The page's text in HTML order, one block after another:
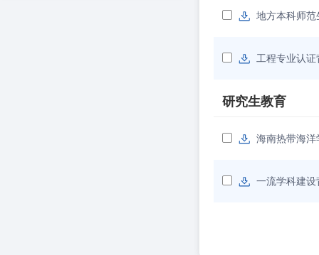
地方本科师
工程专业认
研究生教育
海南热带海
一流学科建